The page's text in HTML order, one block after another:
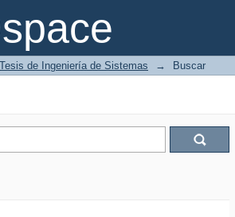
Tesis de Ingeniería de Sistemas → Buscar